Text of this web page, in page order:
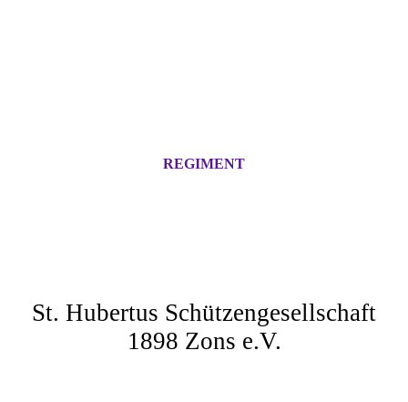
REGIMENT
St. Hubertus Schützengesellschaft
1898 Zons e.V.